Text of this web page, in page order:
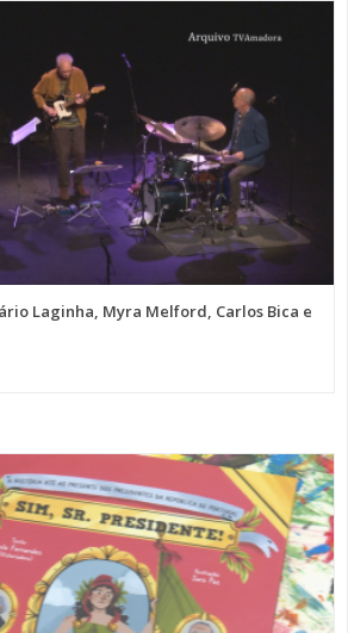
Laginha, Myra Melford, Carlos Bica e